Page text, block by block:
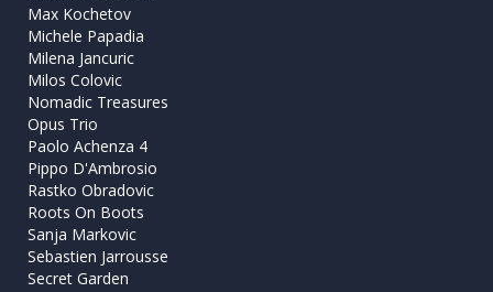
Max Kochetov
Michele Papadia
Milena Jancuric
Milos Colovic
Nomadic Treasures
Opus Trio
Paolo Achenza 4
Pippo D'Ambrosio
Rastko Obradovic
Roots On Boots
Sanja Markovic
Sebastien Jarrousse
Secret Garden